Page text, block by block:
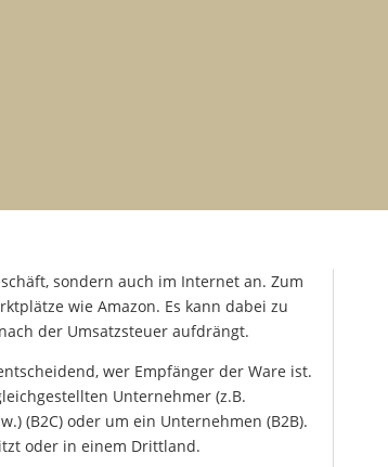
sondern auch im Internet an. Zum
wie Amazon. Es kann dabei zu
der Umsatzsteuer aufdrängt.
wer Empfänger der Ware ist.
Unternehmer (z.B.
(B2C) oder um ein Unternehmen (B2B).
oder in einem Drittland.